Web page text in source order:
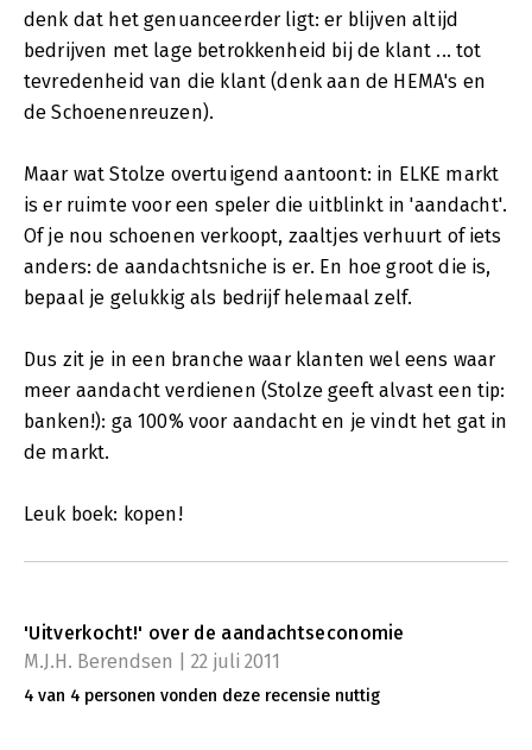
denk dat het genuanceerder ligt: er blijven altijd
bedrijven met lage betrokkenheid bij de klant ... tot
tevredenheid van die klant (denk aan de HEMA's en
de Schoenenreuzen).
Maar wat Stolze overtuigend aantoont: in ELKE markt
is er ruimte voor een speler die uitblinkt in 'aandacht'.
Of je nou schoenen verkoopt, zaaltjes verhuurt of iets
anders: de aandachtsniche is er. En hoe groot die is,
bepaal je gelukkig als bedrijf helemaal zelf.
Dus zit je in een branche waar klanten wel eens waar
meer aandacht verdienen (Stolze geeft alvast een tip:
banken!): ga 100% voor aandacht en je vindt het gat in
de markt.
Leuk boek: kopen!
'Uitverkocht!' over de aandachtseconomie
M.J.H. Berendsen | 22 juli 2011
4 van 4 personen vonden deze recensie nuttig